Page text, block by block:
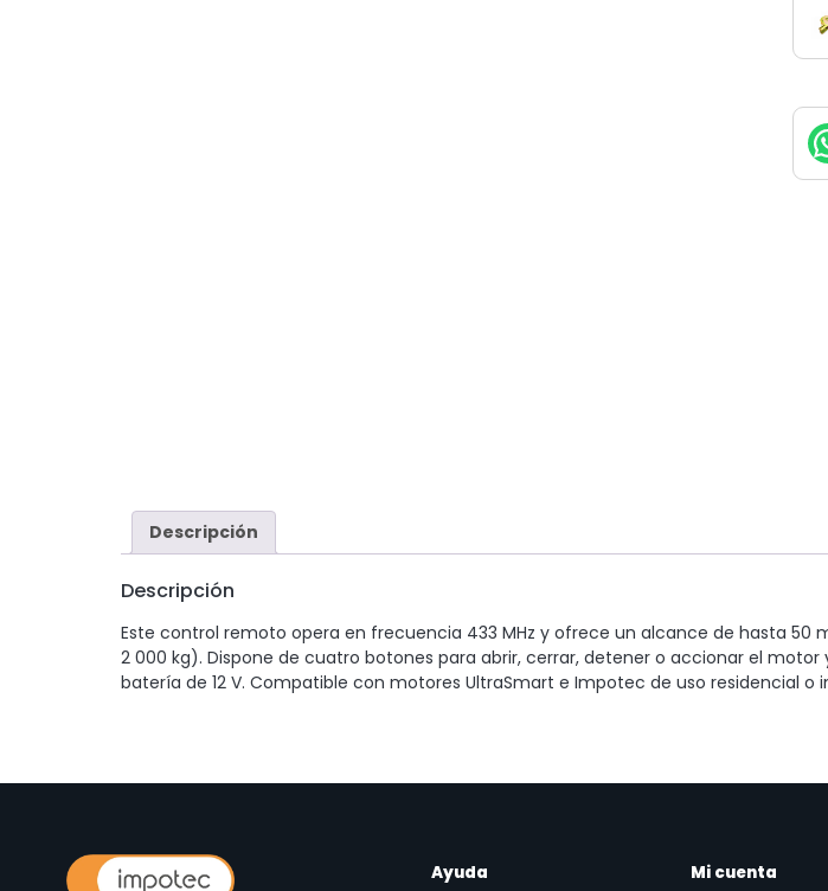
Descripción
Descripción
Este control remoto opera en frecuencia 433 MHz y ofrece un alcance de hasta
2 000 kg). Dispone de cuatro botones para abrir, cerrar, detener o accionar el
batería de 12 V. Compatible con motores UltraSmart e Impotec de uso residencial o
Ayuda Mi cuenta